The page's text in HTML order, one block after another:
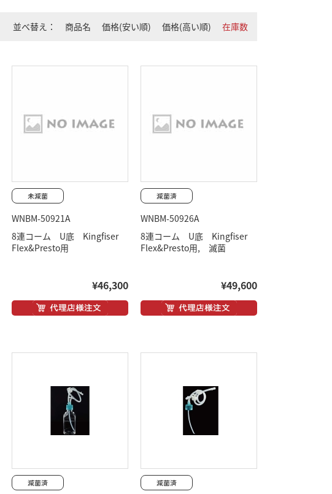
並べ替え： 商品名 価格(安い順) 価格(高い順) 在庫数
WNBM-50921A
8連コーム U底 Kingfiser
Flex&Presto用
¥46,300
WNBM-50926A
8連コーム U底 Kingfiser
Flex&Presto用, 滅菌
¥49,600